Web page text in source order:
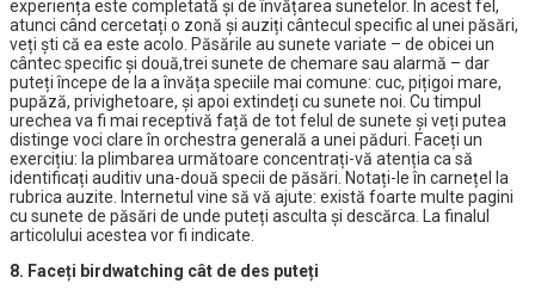
experiența este completată și de învățarea sunetelor. În acest fel,
atunci când cercetați o zonă și auziți cântecul specific al unei păsări,
veți ști că ea este acolo. Păsările au sunete variate – de obicei un
cântec specific și două,trei sunete de chemare sau alarmă – dar
puteți începe de la a învăța speciile mai comune: cuc, pițigoi mare,
pupăză, privighetoare, și apoi extindeți cu sunete noi. Cu timpul
urechea va fi mai receptivă față de tot felul de sunete și veți putea
distinge voci clare în orchestra generală a unei păduri. Faceți un
exercițiu: la plimbarea următoare concentrați-vă atenția ca să
identificați auditiv una-două specii de păsări. Notați-le în carnețel la
rubrica auzite. Internetul vine să vă ajute: există foarte multe pagini
cu sunete de păsări de unde puteți asculta și descărca. La finalul
articolului acestea vor fi indicate.
8. Faceți birdwatching cât de des puteți